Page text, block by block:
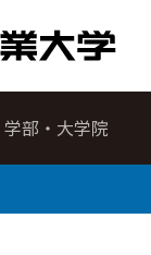
学部・大学院